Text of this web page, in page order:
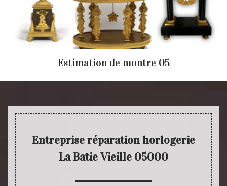
Estimation de montre 05
Entreprise réparation horlogerie
La Batie Vieille 05000